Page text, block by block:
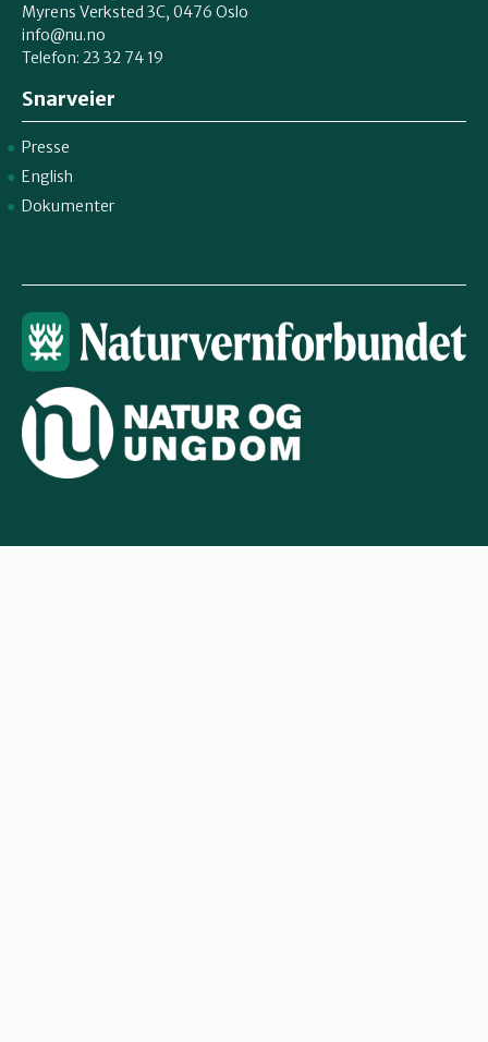
Myrens Verksted 3C, 0476 Oslo
info@nu.no
Telefon: 23 32 74 19
Snarveier
Presse
English
Dokumenter